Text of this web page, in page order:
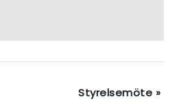
Styrelsemöte »